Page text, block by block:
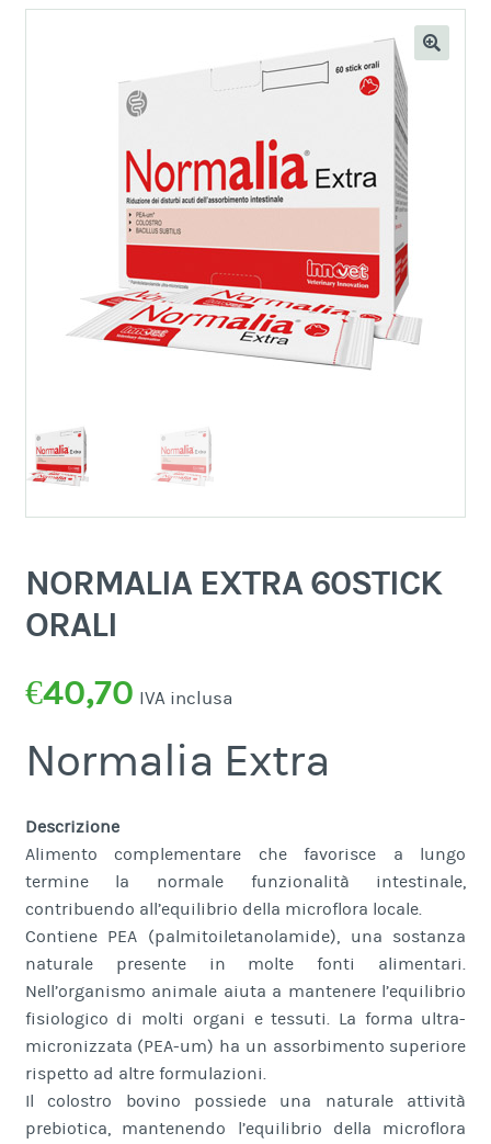
NORMALIA EXTRA 60STICK
ORALI
€40,70 IVA inclusa
Normalia Extra
Descrizione
Alimento complementare che favorisce a lungo
termine la normale funzionalità intestinale,
contribuendo all’equilibrio della microflora locale.
Contiene PEA (palmitoiletanolamide), una sostanza
naturale presente in molte fonti alimentari.
Nell’organismo animale aiuta a mantenere l’equilibrio
fisiologico di molti organi e tessuti. La forma ultra-
micronizzata (PEA-um) ha un assorbimento superiore
rispetto ad altre formulazioni.
Il colostro bovino possiede una naturale attività
prebiotica, mantenendo l’equilibrio della microflora